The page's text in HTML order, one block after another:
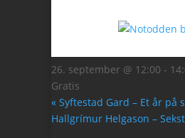
« Alle Arrangementer
26. september @ 12:00 -
Gratis
« Syftestad Gard – Et år på
Hallgrímur Helgason –